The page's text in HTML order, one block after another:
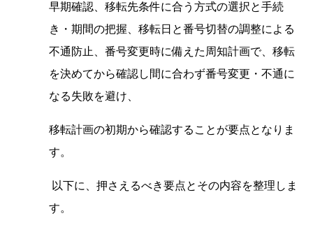
早期確認、移転先条件に合う方式の選択と手続
き・期間の把握、移転日と番号切替の調整による
不通防止、番号変更時に備えた周知計画で、移転
を決めてから確認し間に合わず番号変更・不通に
なる失敗を避け、
移転計画の初期から確認することが要点となりま
す。
以下に、押さえるべき要点とその内容を整理しま
す。